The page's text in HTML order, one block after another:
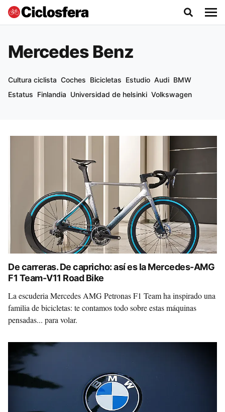
Mercedes Benz
Cultura ciclista Coches Bicicletas Estudio Audi BMW
Estatus Finlandia Universidad de helsinki Volkswagen
De carreras. De capricho: así es la Mercedes-AMG
F1 Team-V11 Road Bike
La escuderia Mercedes AMG Petronas F1 Team ha inspirado una
familia de bicicletas: te contamos todo sobre estas máquinas
pensadas... para volar.